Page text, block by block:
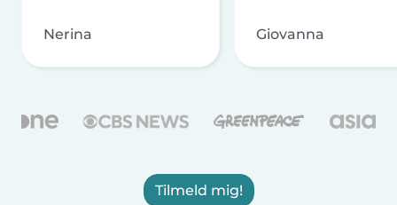
Nerina Giovanna
Tilmeld mig!